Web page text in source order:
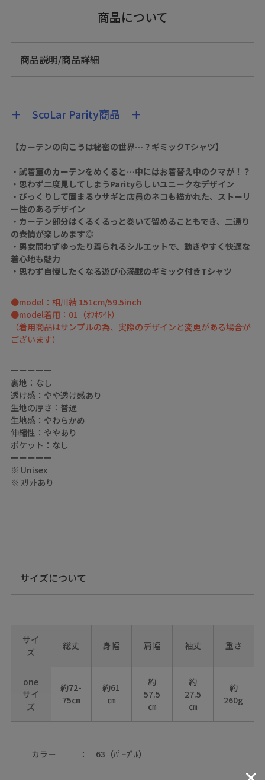
商品について
商品説明/商品詳細
＋ ScoLar Parity商品 ＋
【カーテンの向こうは秘密の世界…？ギミックTシャツ】
・試着室のカーテンをめくると…中にはお着替え中のクマが！？
・思わず二度見してしまうParityらしいユニークなデザイン
・びっくりして固まるウサギと店員のネコも描かれた、ストーリ
ー性のあるデザイン
・カーテン部分はくるくるっと巻いて留めることもでき、二通り
の表情が楽しめます◎
・男女問わずゆったり着られるシルエットで、動きやすく快適な
着心地も魅力
・思わず自慢したくなる遊び心満載のギミック付きTシャツ
●model：相川結 151cm/59.5inch
●model着用：01（ｵﾌﾎﾜｲﾄ）
（着用商品はサンプルの為、実際のデザインと変更がある場合が
ございます）
ーーーーー
裏地：なし
透け感：やや透け感あり
生地の厚さ：普通
生地感：やわらかめ
伸縮性：ややあり
ポケット：なし
ーーーーー
※ Unisex
※ ｽﾘｯﾄあり
サイズについて
サイ
ズ
総丈 身幅 肩幅 袖丈 重さ
one
サイ
ズ
約72-
75㎝
約61
㎝
約
57.5
㎝
約
27.5
㎝
約
260g
カラー 63（ﾊﾟｰﾌﾟﾙ）